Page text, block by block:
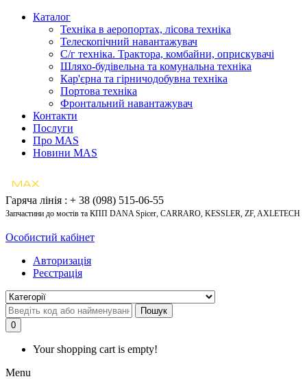
Каталог
Техніка в аеропортах, лісова техніка
Телескопічний навантажувач
С/г техніка. Трактора, комбайни, оприскувачі
Шляхо-будівельна та комунальна техніка
Кар'єрна та гірничодобувна техніка
Портова техніка
Фронтальний навантажувач
Контакти
Послуги
Про MAS
Новини MAS
Гаряча лінія : + 38 (098) 515-06-55
Запчастини до мостів та КПП DANA Spicer, CARRARO, KESSLER, ZF, AXLETECH
Особистий кабінет
Авторизація
Реєстрація
Пошук
0
Your shopping cart is empty!
Menu